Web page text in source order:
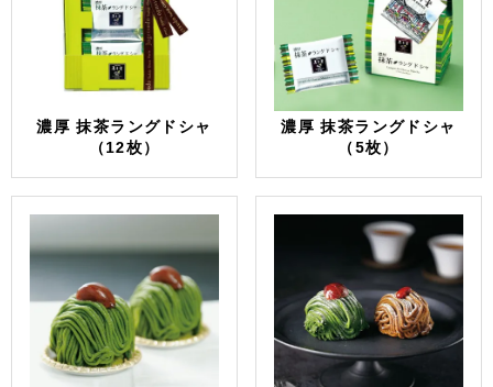
濃厚 抹茶ラングドシャ
（12枚）
濃厚 抹茶ラングドシャ
（5枚）